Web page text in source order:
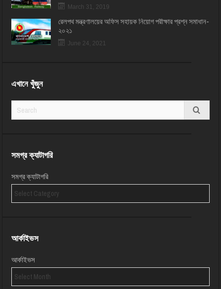
March 31, 2019
রেলপথ মন্ত্রণালয়ের অফিস সহায়ক নিয়োগ পরীক্ষার প্রশ্ন সমাধান-
২০২১
June 24, 2021
এখানে খুঁজুন
সমগ্র ক্যাটাগরি
সমগ্র ক্যাটাগরি
আর্কাইভস
আর্কাইভস